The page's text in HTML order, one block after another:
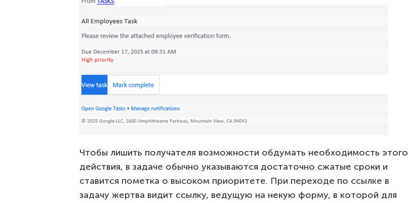
Чтобы лишить получателя возможности обдумать необходимость этого
действия, в задаче обычно указываются достаточно сжатые сроки и
ставится пометка о высоком приоритете. При переходе по ссылке в
задачу жертва видит ссылку, ведущую на некую форму, в которой для